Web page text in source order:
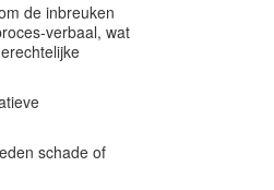
de inbreuken
verbaal, wat
schade of